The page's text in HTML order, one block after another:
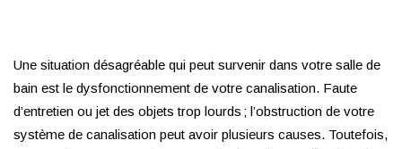
Une situation désagréable qui peut survenir dans votre salle de
bain est le dysfonctionnement de votre canalisation. Faute
d’entretien ou jet des objets trop lourds ; l’obstruction de votre
système de canalisation peut avoir plusieurs causes. Toutefois,